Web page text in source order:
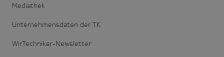
Mediathek
Unternehmensdaten der TK
WirTechniker-Newsletter